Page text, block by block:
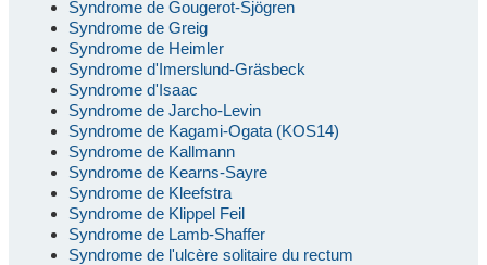
Syndrome de Gougerot-Sjögren
Syndrome de Greig
Syndrome de Heimler
Syndrome d'Imerslund-Gräsbeck
Syndrome d'Isaac
Syndrome de Jarcho-Levin
Syndrome de Kagami-Ogata (KOS14)
Syndrome de Kallmann
Syndrome de Kearns-Sayre
Syndrome de Kleefstra
Syndrome de Klippel Feil
Syndrome de Lamb-Shaffer
Syndrome de l'ulcère solitaire du rectum